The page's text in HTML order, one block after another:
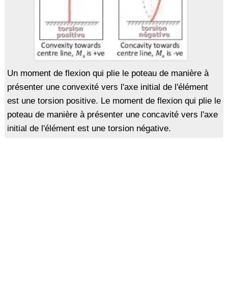
Un moment de flexion qui plie le poteau de manière à
présenter une convexité vers l'axe initial de l'élément
est une torsion positive. Le moment de flexion qui plie le
poteau de manière à présenter une concavité vers l'axe
initial de l'élément est une torsion négative.